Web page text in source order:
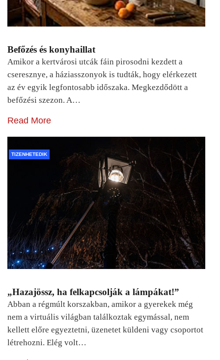
Befőzés és konyhaillat
Amikor a kertvárosi utcák fáin pirosodni kezdett a
cseresznye, a háziasszonyok is tudták, hogy elérkezett
az év egyik legfontosabb időszaka. Megkezdődött a
befőzési szezon. A…
Read More
TIZENHETEDIK
„Hazajössz, ha felkapcsolják a lámpákat!”
Abban a régmúlt korszakban, amikor a gyerekek még
nem a virtuális világban találkoztak egymással, nem
kellett előre egyeztetni, üzenetet küldeni vagy csoportot
létrehozni. Elég volt…